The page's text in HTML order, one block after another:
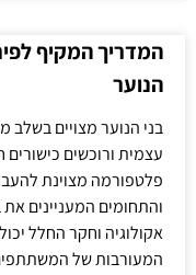
המדריך המקיף
הנוער
בני הנוער מצויים
עצמית ורוכשים כישורים
פלטפורמה מצוינת
והתחומים המעניינים את
אקולוגיה וחקר החלל
המעורבות של